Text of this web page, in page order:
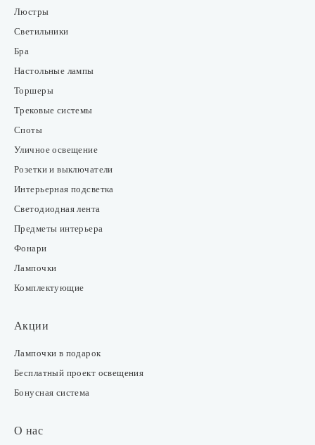
Люстры
Светильники
Бра
Настольные лампы
Торшеры
Трековые системы
Споты
Уличное освещение
Розетки и выключатели
Интерьерная подсветка
Светодиодная лента
Предметы интерьера
Фонари
Лампочки
Комплектующие
Акции
Лампочки в подарок
Бесплатный проект освещения
Бонусная система
О нас